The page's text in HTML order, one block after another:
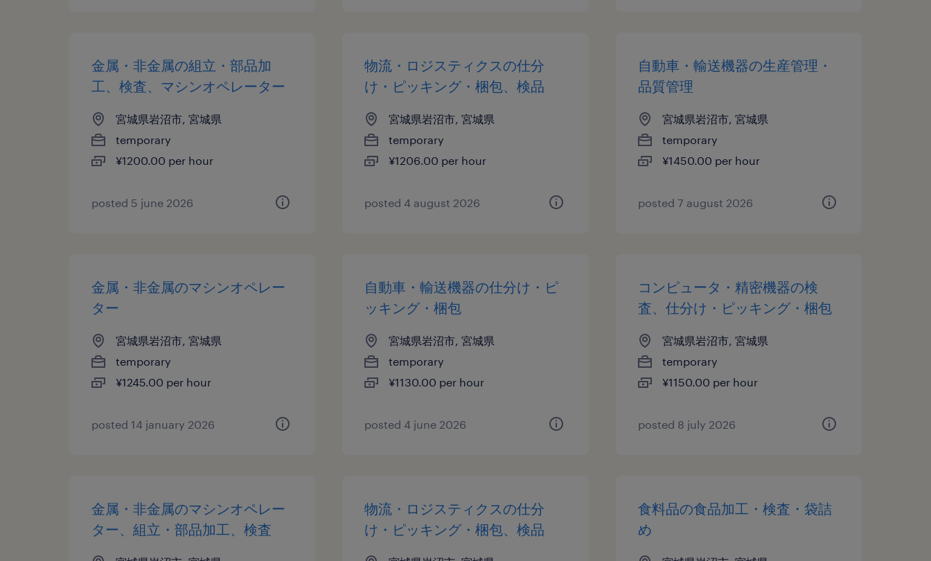
金属・非金属の組立・部品加
工、検査、マシンオペレーター
宮城県岩沼市, 宮城県
temporary
¥1200.00 per hour
posted 5 june 2026
物流・ロジスティクスの仕分
け・ピッキング・梱包、検品
宮城県岩沼市, 宮城県
temporary
¥1206.00 per hour
posted 4 august 2026
自動車・輸送機器の生産管理・
品質管理
宮城県岩沼市, 宮城県
temporary
¥1450.00 per hour
posted 7 august 2026
金属・非金属のマシンオペレー
ター
宮城県岩沼市, 宮城県
temporary
¥1245.00 per hour
posted 14 january 2026
自動車・輸送機器の仕分け・ピ
ッキング・梱包
宮城県岩沼市, 宮城県
temporary
¥1130.00 per hour
posted 4 june 2026
コンピュータ・精密機器の検
査、仕分け・ピッキング・梱包
宮城県岩沼市, 宮城県
temporary
¥1150.00 per hour
posted 8 july 2026
金属・非金属のマシンオペレー
ター、組立・部品加工、検査
物流・ロジスティクスの仕分
け・ピッキング・梱包、検品
食料品の食品加工・検査・袋詰
め